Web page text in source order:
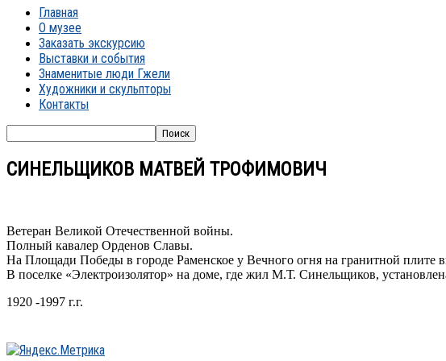
Главная
О музее
Заказать экскурсию
Выставки и события
Знаменитые люди Гжели
Художники и скульпторы
Контакты
СИНЕЛЬЩИКОВ МАТВЕЙ ТРОФИМОВИЧ
Ветеран Великой Отечественной войны.
Полный кавалер Орденов Славы.
На Площади Победы в городе Раменское у Вечного огня на гранитной плите
В поселке «Электроизолятор» на доме, где жил М.Т. Синельщиков,
1920 -1997 г.г.